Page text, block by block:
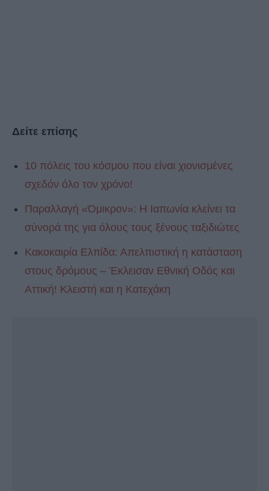
Δείτε επίσης
10 πόλεις του κόσμου που είναι χιονισμένες
σχεδόν όλο τον χρόνο!
Παραλλαγή «Όμικρον»: Η Ιαπωνία κλείνει τα
σύνορά της για όλους τους ξένους ταξιδιώτες
Κακοκαιρία Ελπίδα: Απελπιστική η κατάσταση
στους δρόμους – Έκλεισαν Εθνική Οδός και
Αττική! Κλειστή και η Κατεχάκη